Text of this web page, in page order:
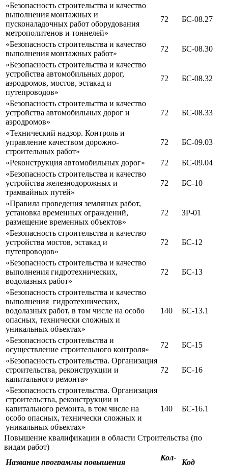
«Безопасность строительства и качество
выполнения монтажных и
пусконаладочных работ оборудования
метрополитенов и тоннелей»
72 БС-08.27
«Безопасность строительства и качество
выполнения монтажных работ»
72
БС-08.30
«Безопасность строительства и качество
устройства автомобильных дорог,
аэродромов, мостов, эстакад и
путепроводов»
72 БС-08.32
«Безопасность строительства и качество
устройства автомобильных дорог и
аэродромов»
72 БС-08.33
«Технический надзор. Контроль и
управление качеством дорожно-
строительных работ»
72 БС-09.03
«Реконструкция автомобильных дорог» 72
БС-09.04
«Безопасность строительства и качество
устройства железнодорожных и
трамвайных путей»
72 БС-10
«Правила проведения земляных работ,
установка временных ограждений,
размещение временных объектов»
72 ЗР-01
«Безопасность строительства и качество
устройства мостов, эстакад и
путепроводов»
72 БС-12
«Безопасность строительства и качество
выполнения гидротехнических,
водолазных работ»
72 БС-13
«Безопасность строительства и качество
выполнения гидротехнических,
водолазных работ, в том числе на особо
опасных, технически сложных и
уникальных объектах»
140 БС-13.1
«Безопасность строительства и
осуществление строительного контроля»
72
БС-15
«Безопасность строительства. Организация
строительства, реконструкции и
капитального ремонта»
72 БС-16
«Безопасность строительства. Организация
строительства, реконструкции и
капитального ремонта, в том числе на
особо опасных, технически сложных и
уникальных объектах»
140 БС-16.1
Повышение квалификации в области Строительства (по
видам работ)
Название программы повышения
Кол-
Код